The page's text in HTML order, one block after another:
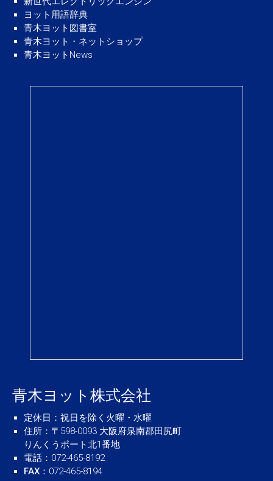
ヨット用語辞典
青木ヨット図書室
青木ヨット・ネットショップ
青木ヨットNews
青木ヨット株式会社
定休日 ：祝日を除く火曜・水曜
住所 ：〒598-0093 大阪府泉南郡田尻町
りんくうポート北1番地
電話 ：072-465-8192
FAX ：072-465-8194